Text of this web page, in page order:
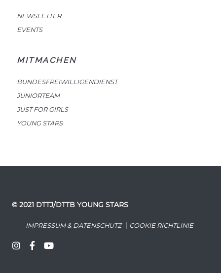
NEWSLETTER
EVENTS
MITMACHEN
BUNDESFREIWILLIGENDIENST
JUNIORTEAM
JUST FOR GIRLS
YOUNG STARS
© 2021 DTTJ/DTTB YOUNG STARS
IMPRESSUM & DATENSCHUTZ| COOKIE RICHTLINIE